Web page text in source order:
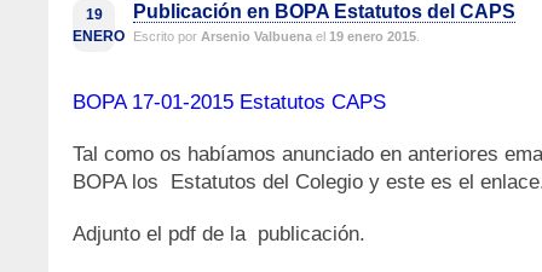
19
ENERO
Publicación en BOPA Estatutos del CAPS
Escrito por Arsenio Valbuena el 19 enero 2015
BOPA 17-01-2015 Estatutos CAPS
Tal como os habíamos anunciado en anteriores
BOPA los Estatutos del Colegio y este es el
Adjunto el pdf de la publicación.